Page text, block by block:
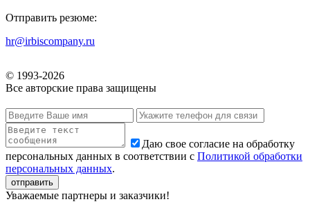
Отправить резюме:
hr@irbiscompany.ru
© 1993-2026
Все авторские права защищены
Даю свое согласие на обработку
персональных данных в соответствии с Политикой обработки
персональных данных.
Уважаемые партнеры и заказчики!